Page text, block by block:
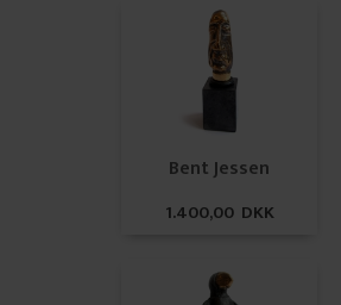
Bent Jessen
1.400,00 DKK